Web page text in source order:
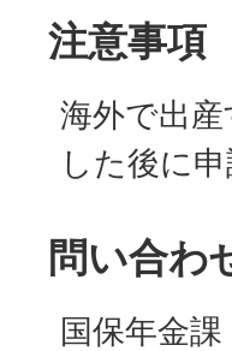
注意事項
海外で出
した後に
問い合わ
国保年金